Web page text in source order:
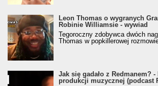
Leon Thomas o wygranych
Robinie Williamsie - wywiad
Tegoroczny zdobywca dwóch
Thomas w popkillerowej
Jak się gadało z Redmanem?
produkcji muzycznej (podcast